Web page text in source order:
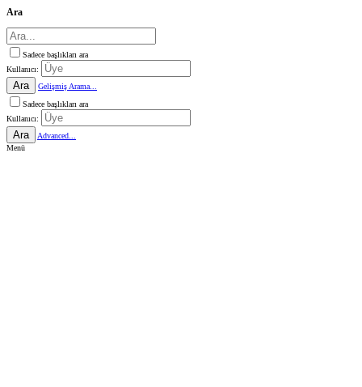
Ara
Sadece başlıkları ara
Kullanıcı:
Ara
Gelişmiş Arama...
Sadece başlıkları ara
Kullanıcı:
Ara
Advanced...
Menü